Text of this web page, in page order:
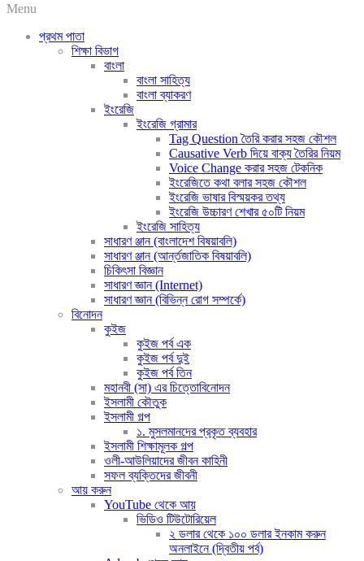
Menu
প্রথম পাতা
শিক্ষা বিভাগ
বাংলা
বাংলা সাহিত্য
বাংলা ব্যাকরণ
ইংরেজি
ইংরেজি গ্রামার
Tag Question তৈরি করার সহজ কৌশল
Causative Verb দিয়ে বাক্য তৈরির নিয়ম
Voice Change করার সহজ টেকনিক
ইংরেজিতে কথা বলার সহজ কৌশল
ইংরেজি ভাষার বিস্ময়কর তথ্য
ইংরেজি উচ্চারণ শেখার ৫০টি নিয়ম
ইংরেজি সাহিত্য
সাধারণ ঞ্জান (বাংলাদেশ বিষয়াবলি)
সাধারণ ঞ্জান (আর্ন্তজাতিক বিষয়াবলি)
চিকিৎসা বিজ্ঞান
সাধারণ জ্ঞান (Internet)
সাধারণ জ্ঞান (বিভিন্ন রোগ সম্পর্কে)
বিনোদন
কুইজ
কুইজ পর্ব এক
কুইজ পর্ব দুই
কুইজ পর্ব তিন
মহানবী (সা) এর চিত্তোবিনোদন
ইসলামী কৌতুক
ইসলামী গল্প
১. মুসলমানদের প্রকৃত ব্যবহার
ইসলামী শিক্ষামূলক গল্প
ওলী-আউলিয়াদের জীবন কাহিনী
সফল ব্যক্তিদের জীবনী
আয় করুন
YouTube থেকে আয়
ভিডিও টিউটোরিয়েল
২ ডলার থেকে ১০০ ডলার ইনকাম করুন
অনলাইনে (দ্বিতীয় পর্ব)